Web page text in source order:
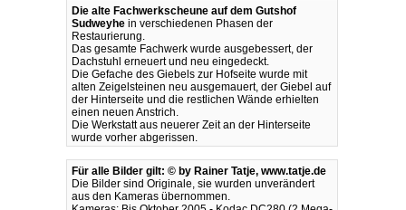
Die alte Fachwerkscheune auf dem Gutshof
Sudweyhe in verschiedenen Phasen der
Restaurierung.
Das gesamte Fachwerk wurde ausgebessert, der
Dachstuhl erneuert und neu eingedeckt.
Die Gefache des Giebels zur Hofseite wurde mit
alten Zeigelsteinen neu ausgemauert, der Giebel auf
der Hinterseite und die restlichen Wände erhielten
einen neuen Anstrich.
Die Werkstatt aus neuerer Zeit an der Hinterseite
wurde vorher abgerissen.
Für alle Bilder gilt: © by Rainer Tatje, www.tatje.de
Die Bilder sind Originale, sie wurden unverändert
aus den Kameras übernommen.